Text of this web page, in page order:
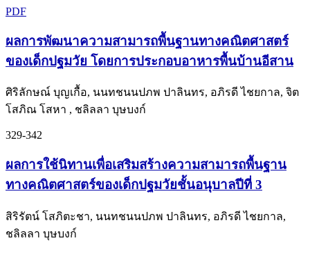
PDF
ผลการพัฒนาความสามารถพื้นฐานทางคณิตศาสตร์
ของเด็กปฐมวัย โดยการประกอบอาหารพื้นบ้านอีสาน
ศิริลักษณ์ บุญเกื้อ, นนทชนนปภพ ปาลินทร, อภิรดี ไชยกาล, จิต
โสภิณ โสหา , ชลิลลา บุษบงก์
329-342
ผลการใช้นิทานเพื่อเสริมสร้างความสามารถพื้นฐาน
ทางคณิตศาสตร์ของเด็กปฐมวัยชั้นอนุบาลปีที่ 3
สิริรัตน์ โสภิตะชา, นนทชนนปภพ ปาลินทร, อภิรดี ไชยกาล,
ชลิลลา บุษบงก์